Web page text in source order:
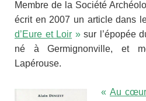
Membre de la Société
écrit en 2007 un article dans
d’Eure et Loir »sur l’épopée
né à Germignonville, et
Lapérouse.
« Au